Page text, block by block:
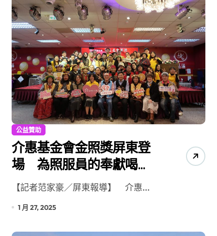
公益贊助
介惠基金會金照獎屏東登
場 為照服員的奉獻喝
采！【記者范家豪／屏東報導】 介惠...
1 月 27, 2025